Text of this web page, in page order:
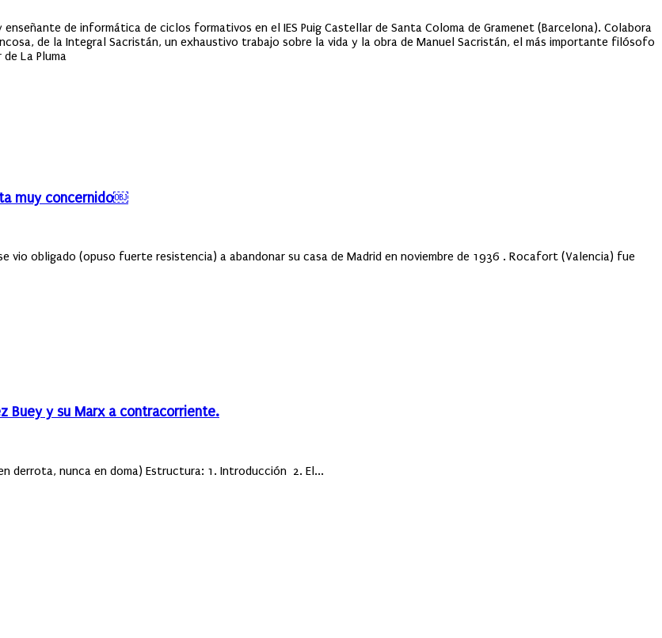
de informática de ciclos formativos en el IES Puig Castellar de Santa Coloma de Gramenet (Barcelona). Colabora
de la Integral Sacristán, un exhaustivo trabajo sobre la vida y la obra de Manuel Sacristán, el más importante filósofo
La Pluma
muy concernido￼
obligado (opuso fuerte resistencia) a abandonar su casa de Madrid en noviembre de 1936 . Rocafort (Valencia) fue
Buey y su Marx a contracorriente.
derrota, nunca en doma) Estructura: 1. Introducción 2. El...